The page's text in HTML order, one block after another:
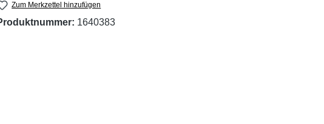
Zum Merkzettel hinzufügen
1640383